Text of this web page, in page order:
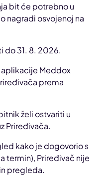
bit će potrebno u
nagradi osvojenoj na
do 31. 8. 2026.
aplikacije Meddox
prema
želi ostvariti u
Priređivača.
kako je dogovorio s
termin), Priređivač nije
pregleda.